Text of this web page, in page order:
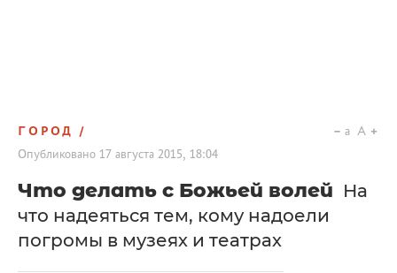
ГОРОД
Опубликовано 17 августа 2015, 18:04
a A
Что делать с Божьей волей На
что надеяться тем, кому надоели
погромы в музеях и театрах